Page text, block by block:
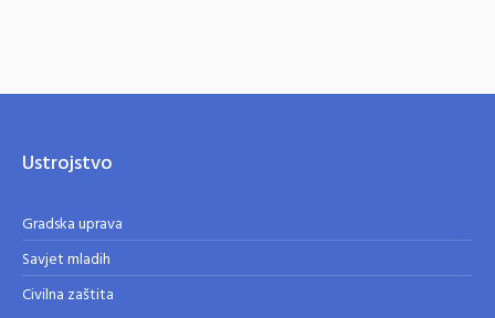
Ustrojstvo
Gradska uprava
Savjet mladih
Civilna zaštita